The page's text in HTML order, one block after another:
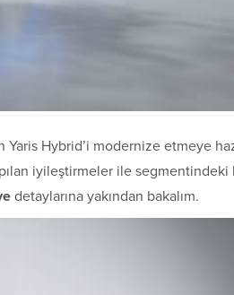
Hybrid’i modernize etmeye
iyileştirmeler ile
detaylarına yakından bakalım.